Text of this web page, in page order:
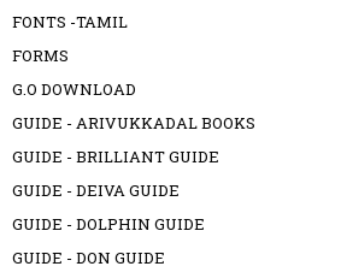
FONTS -TAMIL
FORMS
G.O DOWNLOAD
GUIDE - ARIVUKKADAL BOOKS
GUIDE - BRILLIANT GUIDE
GUIDE - DEIVA GUIDE
GUIDE - DOLPHIN GUIDE
GUIDE - DON GUIDE